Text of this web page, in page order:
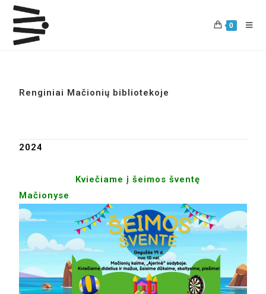
0
Renginiai Mačionių bibliotekoje
2024
Kviečiame į šeimos šventę
Mačionyse